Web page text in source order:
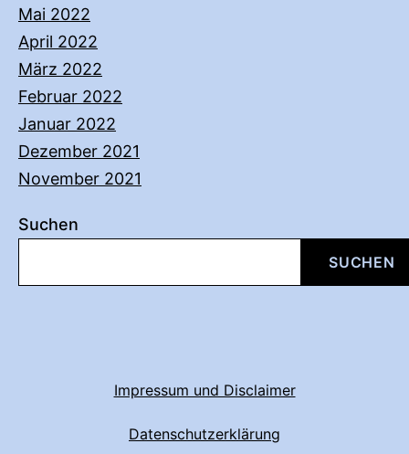
Mai 2022
April 2022
März 2022
Februar 2022
Januar 2022
Dezember 2021
November 2021
Suchen
SUCHEN
Impressum und Disclaimer
Datenschutzerklärung